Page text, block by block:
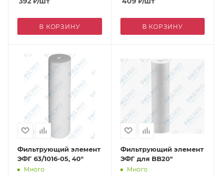
В КОРЗИНУ В КОРЗИНУ
Фильтрующий элемент
ЭФГ 63/1016-05, 40"
Много
Фильтрующий элемент
ЭФГ для BB20"
Много